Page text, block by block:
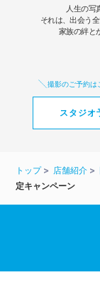
人生の写
それは、出会う
家族の絆と
撮影のご予約は
スタジオ
トップ 店舗紹介
定キャンペーン